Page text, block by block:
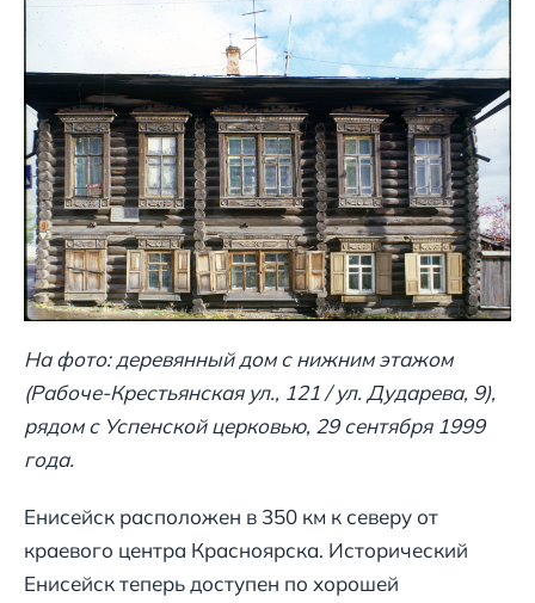
На фото: деревянный дом с нижним этажом
(Рабоче-Крестьянская ул., 121 / ул. Дударева, 9),
рядом с Успенской церковью, 29 сентября 1999
года.
Енисейск расположен в 350 км к северу от
краевого центра Красноярска. Исторический
Енисейск теперь доступен по хорошей